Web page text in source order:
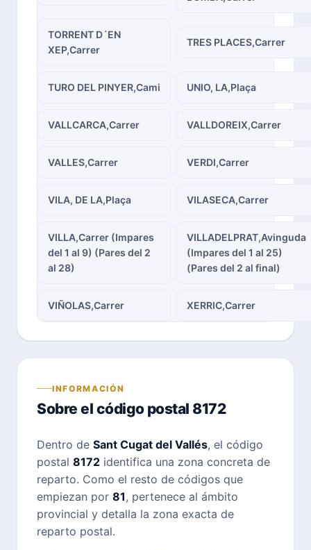
TORRENT D´EN
XEP,Carrer
TRES PLACES,Carrer
TURO DEL PINYER,Cami UNIO, LA,Plaça
VALLCARCA,Carrer VALLDOREIX,Carrer
VALLES,Carrer VERDI,Carrer
VILA, DE LA,Plaça VILASECA,Carrer
VILLA,Carrer (Impares
del 1 al 9) (Pares del 2
al 28)
VILLADELPRAT,Avinguda
(Impares del 1 al 25)
(Pares del 2 al final)
VIÑOLAS,Carrer XERRIC,Carrer
INFORMACIÓN
Sobre el código postal 8172
Dentro de Sant Cugat del Vallés, el código
postal 8172 identifica una zona concreta de
reparto. Como el resto de códigos que
empiezan por 81, pertenece al ámbito
provincial y detalla la zona exacta de
reparto postal.